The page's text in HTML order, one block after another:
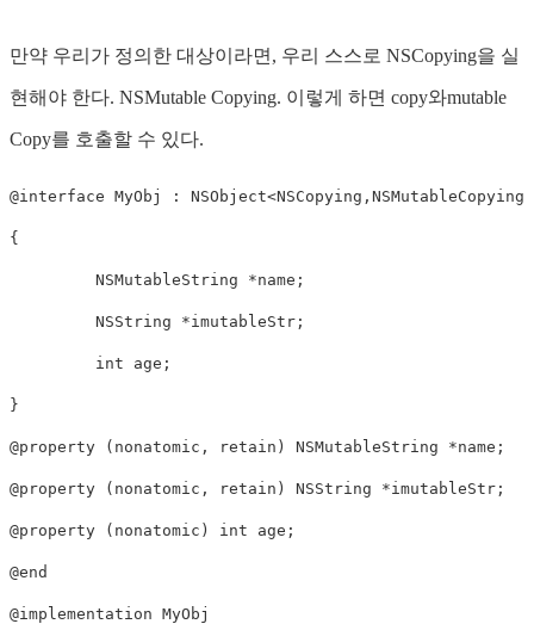
만약 우리가 정의한 대상이라면, 우리 스스로 NSCopying을 실
현해야 한다. NSMutable Copying. 이렇게 하면 copy와mutable
Copy를 호출할 수 있다.
@interface MyObj : NSObject<NSCopying , NSMutableCopying
{
NSMutableString *name;
NSString *imutableStr;
int age;
@property ( nonatomic , retain) NSMutableString
@property ( nonatomic , retain) NSString
@property ( nonatomic ) int
@end
@implementation MyObj